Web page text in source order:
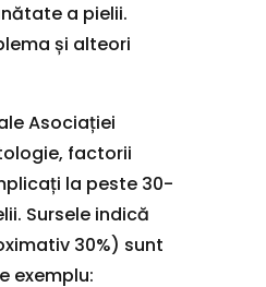
a pielii.
și alteori
Asociației
factorii
la peste 30-
Sursele indică
30%) sunt
exemplu: